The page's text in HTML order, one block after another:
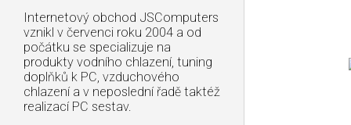
Internetový obchod JSComputers
vznikl v červenci roku 2004 a od
počátku se specializuje na
produkty vodního chlazení, tuning
doplňků k PC, vzduchového
chlazení a v neposlední řadě taktéž
realizací PC sestav.